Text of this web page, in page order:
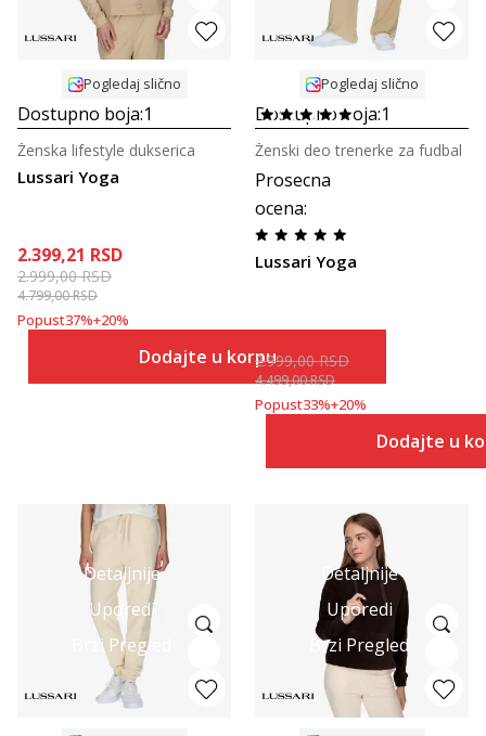
Pogledaj slično
Dostupno boja:1
Lussari Yoga
Ženska lifestyle dukserica
2.399,21 RSD
2.999,00RSD
4.799,00RSD
Popust37%+20%
Dodajte u korpu
Pogledaj slično
Dostupno boja:1
Prosecna
ocena:
Lussari Yoga
Ženski deo trenerke za fudbal
2.999,00RSD
4.499,00RSD
Popust33%+20%
Dodajte u
Detaljnije
Uporedi
Brzi Pregled
Detaljnije
Uporedi
Brzi Pregled